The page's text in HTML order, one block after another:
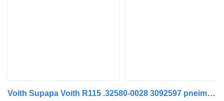
Voith Supapa Voith R115 .32580-0028 3092597 pneimatiskais vārsts paredzēts Mercedes-Benz ACTROS MP kravas automašīnas